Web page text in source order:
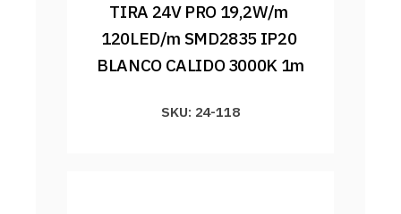
TIRA 24V PRO 19,2W/m
120LED/m SMD2835 IP20
BLANCO CALIDO 3000K 1m
SKU: 24-118